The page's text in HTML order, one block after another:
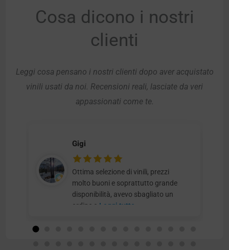
Cosa dicono i nostri
clienti
Leggi cosa pensano i nostri clienti dopo aver acquistato
vinili usati da noi. Recensioni reali, lasciate da veri
appassionati come te.
Gigi
Ottima selezione di vinili, prezzi
molto buoni e soprattutto grande
disponibilità, avevo sbagliato un
ordine e Leggi tutto